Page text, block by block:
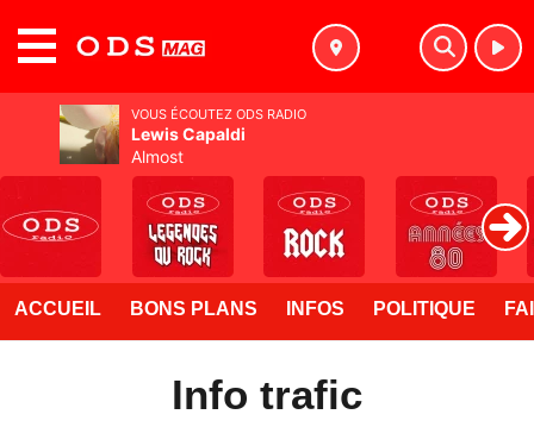
ACCUEIL BONS PLANS INFOS POLITIQUE
Info trafic
VOUS ÉCOUTEZ ODS RADIO
Lewis Capaldi
Almost